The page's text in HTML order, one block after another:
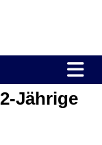
Jährige